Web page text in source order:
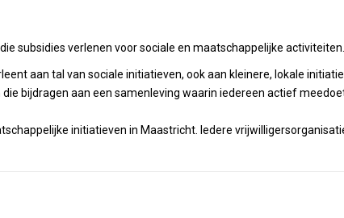
subsidies verlenen voor sociale en maatschappelijke
aan tal van sociale initiatieven, ook aan kleinere, lokale
bijdragen aan een samenleving waarin iedereen actief
initiatieven in Maastricht. Iedere